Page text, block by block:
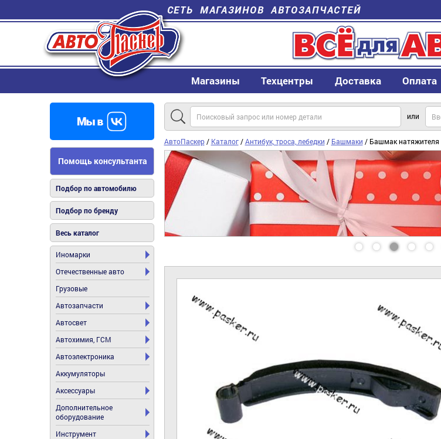
СЕТЬ МАГАЗИНОВ АВТОЗАПЧАСТЕЙ
Магазины Техцентры Доставка Оплата
Помощь консультанта
Подбор по автомобилю
Подбор по бренду
Весь каталог
Иномарки
Отечественные авто
Грузовые
Автозапчасти
Автосвет
Автохимия, ГСМ
Автоэлектроника
Аккумуляторы
Аксессуары
Дополнительное
оборудование
Инструмент
или
АвтоПаскер/ Каталог/Антибук, троса, лебедки / Башмаки / Башмак натяжителя